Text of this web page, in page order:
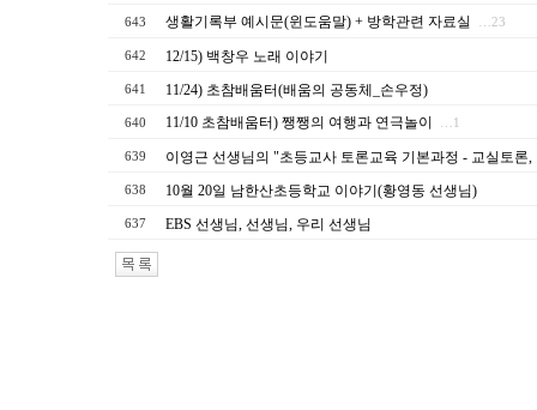
643 생활기록부 예시문(윈도움말) + 방학관련 자료실 …23
642 12/15) 백창우 노래 이야기
641 11/24) 초참배움터(배움의 공동체_손우정)
640 11/10 초참배움터) 쨍쨍의 여행과 연극놀이 …1
639 이영근 선생님의 "초등교사 토론교육 기본과정 - 교실토
638 10월 20일 남한산초등학교 이야기(황영동 선생님)
637 EBS 선생님, 선생님, 우리 선생님